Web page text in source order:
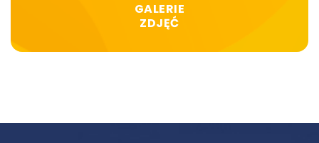
GALERIE
ZDJĘĆ